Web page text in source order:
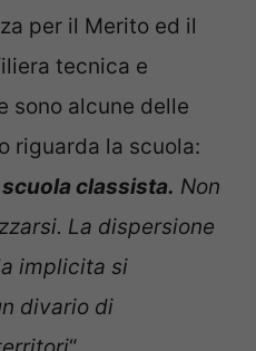
per il Merito ed il
tecnica e
sono alcune delle
riguarda la scuola:
classista. Non
La dispersione
implicita si
divario di